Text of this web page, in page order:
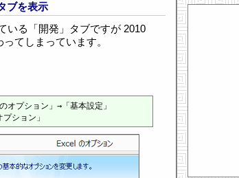
ブを表示
いる「開発」タブですが 2010
てしまっています。
プション」→「基本設定」